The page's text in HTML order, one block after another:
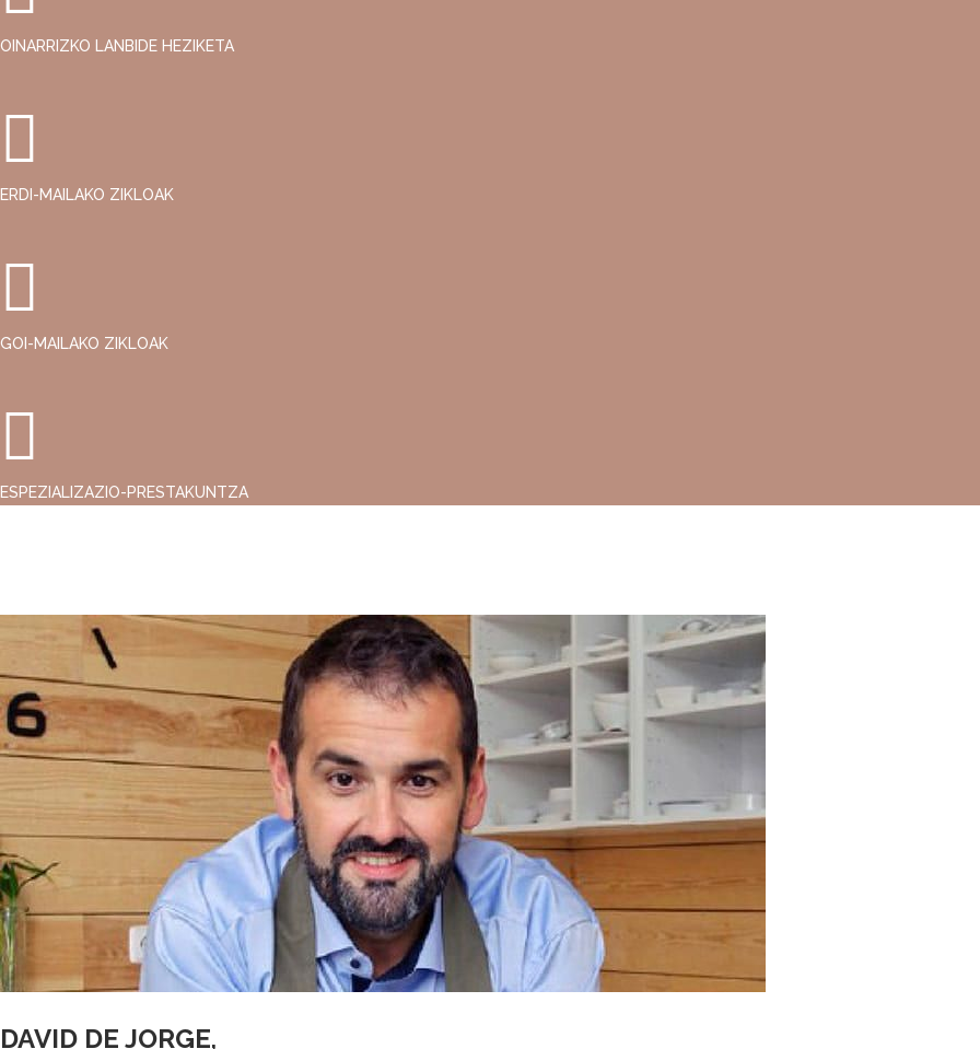
OINARRIZKO LANBIDE HEZIKETA
ERDI-MAILAKO ZIKLOAK
GOI-MAILAKO ZIKLOAK
ESPEZIALIZAZIO-PRESTAKUNTZA
DAVID DE JORGE,